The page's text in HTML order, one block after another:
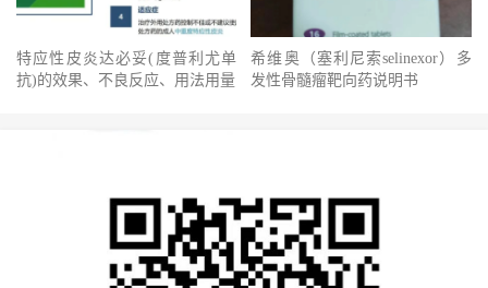
特应性皮炎达必妥(度普利尤单
抗)的效果、不良反应、用法用量
希维奥（塞利尼索selinexor）多
发性骨髓瘤靶向药说明书